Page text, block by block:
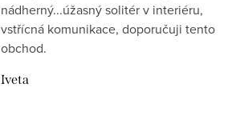
nádherný...úžasný solitér v interiéru,
vstřícná komunikace, doporučuji tento
obchod.
Iveta